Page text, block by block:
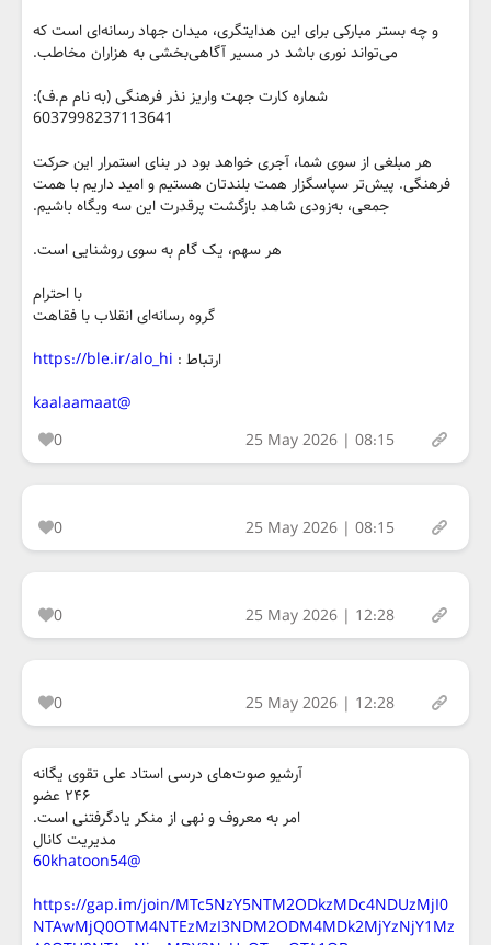
و چه بستر مبارکی برای این هدایتگری، میدان جهاد رسانه‌ای است که
می‌تواند نوری باشد در مسیر آگاهی‌بخشی به هزاران مخاطب.
شماره کارت جهت واریز نذر فرهنگی (به نام م.ف):
6037998237113641
هر مبلغی از سوی شما، آجری خواهد بود در بنای استمرار این حرکت
فرهنگی. پیش‌تر سپاسگزار همت بلندتان هستیم و امید داریم با همت
جمعی، به‌زودی شاهد بازگشت پرقدرت این سه وبگاه باشیم.
هر سهم، یک گام به سوی روشنایی است.
با احترام
گروه رسانه‌ای انقلاب با فقاهت
ارتباط : https://ble.ir/alo_hi
@kaalaamaat
0
25 May 2026 | 08:15
0 25 May 2026 | 08:15
0 25 May 2026 | 12:28
0 25 May 2026 | 12:28
آرشیو صوت‌های درسی استاد علی تقوی یگانه
۲۴۶ عضو
امر به معروف و نهی از منکر یادگرفتنی است.
مدیریت کانال
@60khatoon54
https://gap.im/join/MTc5NzY5NTM2ODkzMDc4NDUzMjI0
NTAwMjQ0OTM4NTEzMzI3NDM2ODM4MDk2MjYzNjY1Mz